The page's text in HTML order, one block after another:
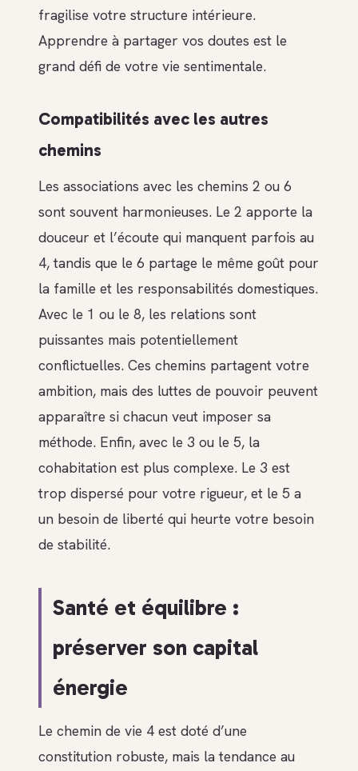
fragilise votre structure intérieure.
Apprendre à partager vos doutes est le
grand défi de votre vie sentimentale.
Compatibilités avec les autres
chemins
Les associations avec les chemins 2 ou 6
sont souvent harmonieuses. Le 2 apporte la
douceur et l’écoute qui manquent parfois au
4, tandis que le 6 partage le même goût pour
la famille et les responsabilités domestiques.
Avec le 1 ou le 8, les relations sont
puissantes mais potentiellement
conflictuelles. Ces chemins partagent votre
ambition, mais des luttes de pouvoir peuvent
apparaître si chacun veut imposer sa
méthode. Enfin, avec le 3 ou le 5, la
cohabitation est plus complexe. Le 3 est
trop dispersé pour votre rigueur, et le 5 a
un besoin de liberté qui heurte votre besoin
de stabilité.
Santé et équilibre :
préserver son capital
énergie
Le chemin de vie 4 est doté d’une
constitution robuste, mais la tendance au